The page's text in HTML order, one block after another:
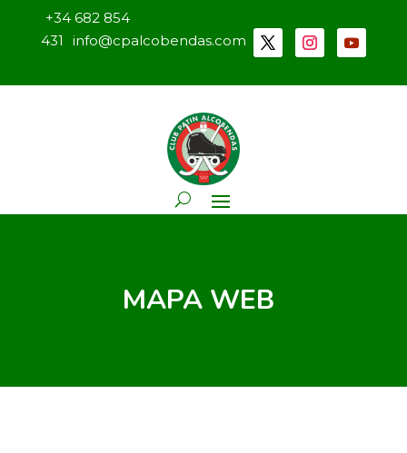
+34 682 854
431
info@cpalcobendas.com
MAPA WEB